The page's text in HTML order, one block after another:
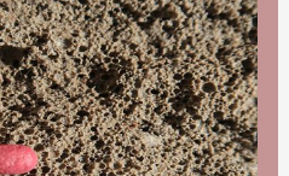
مصرف
فوم
بتن
پلیمری